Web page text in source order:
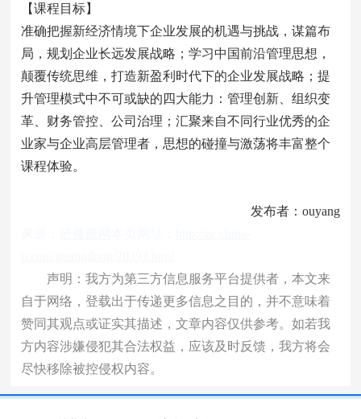
【课程目标】
准确把握新经济情境下企业发展的机遇与挑战，谋篇布
局，规划企业长远发展战略；学习中国前沿管理思想，
颠覆传统思维，打造新盈利时代下的企业发展战略；提
升管理模式中不可或缺的四大能力：管理创新、组织变
革、财务管控、公司治理；汇聚来自不同行业优秀的企
业家与企业高层管理者，思想的碰撞与激荡将丰富整个
课程体验。
发布者：ouyang
声明：我方为第三方信息服务平台提供者，本文来
自于网络，登载出于传递更多信息之目的，并不意味着
赞同其观点或证实其描述，文章内容仅供参考。如若我
方内容涉嫌侵犯其合法权益，应该及时反馈，我方将会
尽快移除被控侵权内容。